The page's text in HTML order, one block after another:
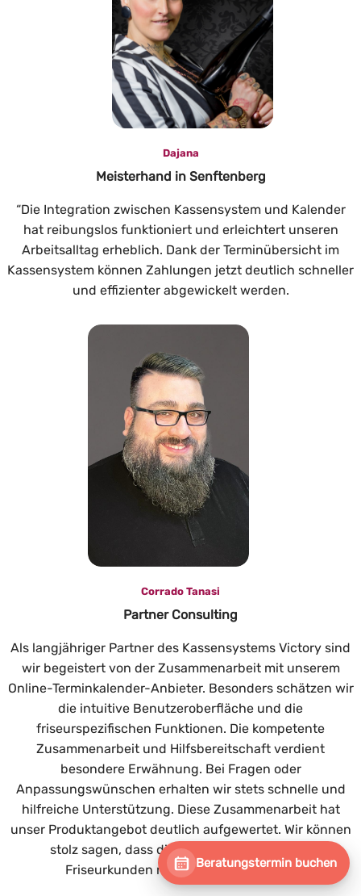
Dajana
Meisterhand in Senftenberg
“Die Integration zwischen Kassensystem und Kalender
hat reibungslos funktioniert und erleichtert unseren
Arbeitsalltag erheblich. Dank der Terminübersicht im
Kassensystem können Zahlungen jetzt deutlich schneller
und effizienter abgewickelt werden.
Corrado Tanasi
Partner Consulting
Als langjähriger Partner des Kassensystems Victory sind
wir begeistert von der Zusammenarbeit mit unserem
Online-Terminkalender-Anbieter. Besonders schätzen wir
die intuitive Benutzeroberfläche und die
friseurspezifischen Funktionen. Die kompetente
Zusammenarbeit und Hilfsbereitschaft verdient
besondere Erwähnung. Bei Fragen oder
Anpassungswünschen erhalten wir stets schnelle und
hilfreiche Unterstützung. Diese Zusammenarbeit hat
unser Produktangebot deutlich aufgewertet. Wir können
stolz sagen, dass die Zufriedenheit unserer
Friseurkunden merklich gestiegen ist.”
Beratungstermin buchen